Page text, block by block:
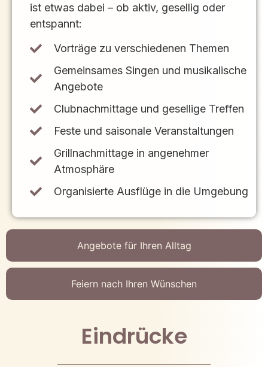
Angebote für Ihren Alltag
Feiern nach Ihren Wünschen
ist etwas dabei – ob aktiv, gesellig oder
entspannt:
Vorträge zu verschiedenen Themen
Gemeinsames Singen und musikalische
Angebote
Clubnachmittage und gesellige Treffen
Feste und saisonale Veranstaltungen
Grillnachmittage in angenehmer
Atmosphäre
Organisierte Ausflüge in die Umgebung
Eindrücke